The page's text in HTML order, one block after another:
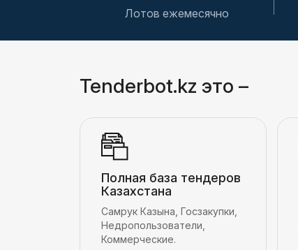
Лотов ежемесячно
Tenderbot.kz это –
Полная база тендеров
Казахстана
Самрук Казына, Госзакупки,
Недропользователи,
Коммерческие.